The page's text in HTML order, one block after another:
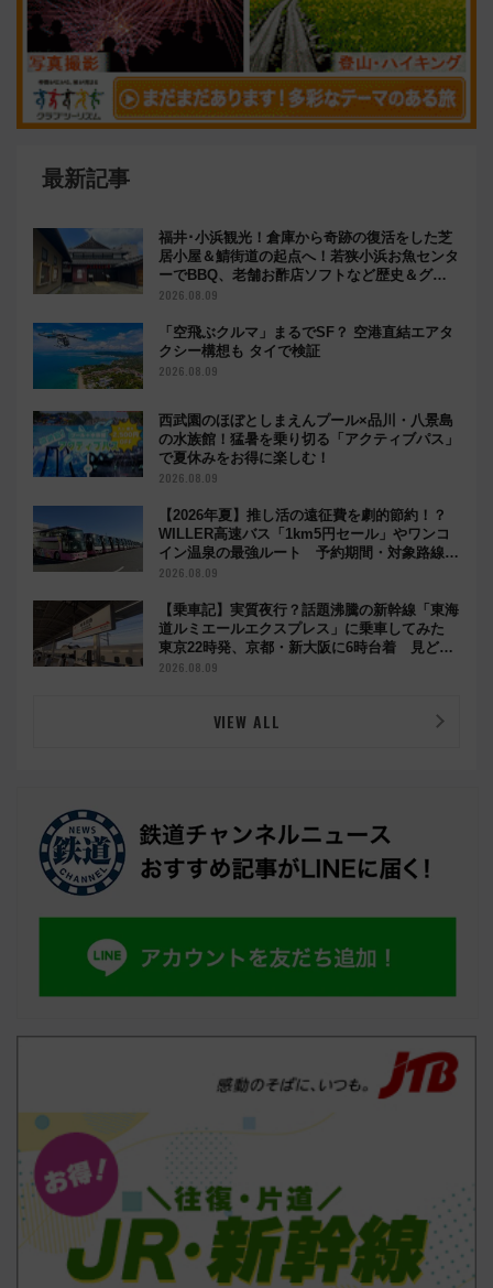
最新記事
福井･小浜観光！倉庫から奇跡の復活をした芝
居小屋＆鯖街道の起点へ！若狭小浜お魚センタ
ーでBBQ、老舗お酢店ソフトなど歴史＆グル
メ散歩
2026.08.09
「空飛ぶクルマ」まるでSF？ 空港直結エアタ
クシー構想も タイで検証
2026.08.09
西武園のほぼとしまえんプール×品川・八景島
の水族館！猛暑を乗り切る「アクティブパス」
で夏休みをお得に楽しむ！
2026.08.09
【2026年夏】推し活の遠征費を劇的節約！？
WILLER高速バス「1km5円セール」やワンコ
イン温泉の最強ルート 予約期間・対象路線ま
とめ
2026.08.09
【乗車記】実質夜行？話題沸騰の新幹線「東海
道ルミエールエクスプレス」に乗車してみた
東京22時発、京都・新大阪に6時台着 見どこ
ろは岐阜羽島の素晴らし過ぎる朝
2026.08.09
VIEW ALL